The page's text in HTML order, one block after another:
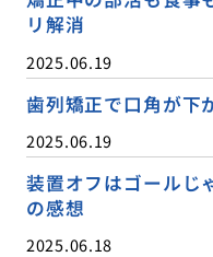
リ解消
2025.06.19
歯列矯正で口角が下
2025.06.19
装置オフはゴールじ
の感想
2025.06.18